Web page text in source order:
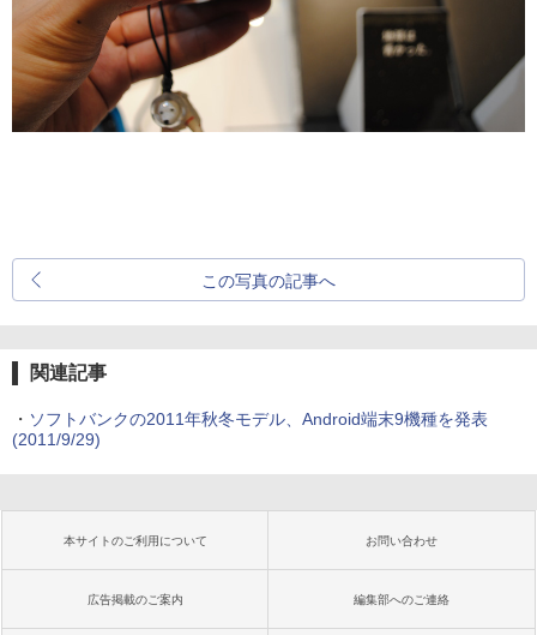
この写真の記事へ
関連記事
・ ソフトバンクの2011年秋冬モデル、Android端末9機種を発表
(2011/9/29)
本サイトのご利用について お問い合わせ
広告掲載のご案内 編集部へのご連絡